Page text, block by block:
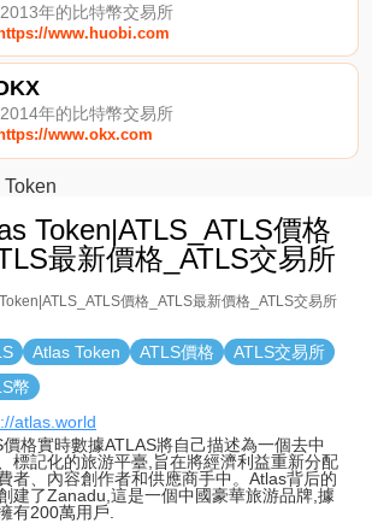
年的比特幣交易所
www.huobi.com
年的比特幣交易所
www.okx.com
Token|ATLS_ATLS價格
最新價格_ATLS交易所
價格_ATLS最新價格_ATLS交易所
Atlas Token ATLS價格
ATLS交易所
幣
atlas.world
價格實時數據ATLAS將自己描述為一個去中
標記化的旅游平臺,旨在將經濟利益重新分配
者、內容創作者和供應商手中。Atlas背后的
建了Zanadu,這是一個中國豪華旅游品牌,據
有200萬用戶.